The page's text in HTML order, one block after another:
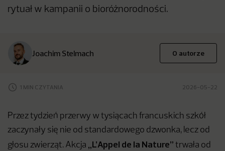
rytuał w kampanii o bioróżnorodności.
Joachim Stelmach O autorze
1 MIN CZYTANIA 2026-05-22
Przez tydzień przerwy w tysiącach francuskich szkół
zaczynały się nie od standardowego dzwonka, lecz od
głosu zwierząt. Akcja „L’Appel de la Nature” trwała od